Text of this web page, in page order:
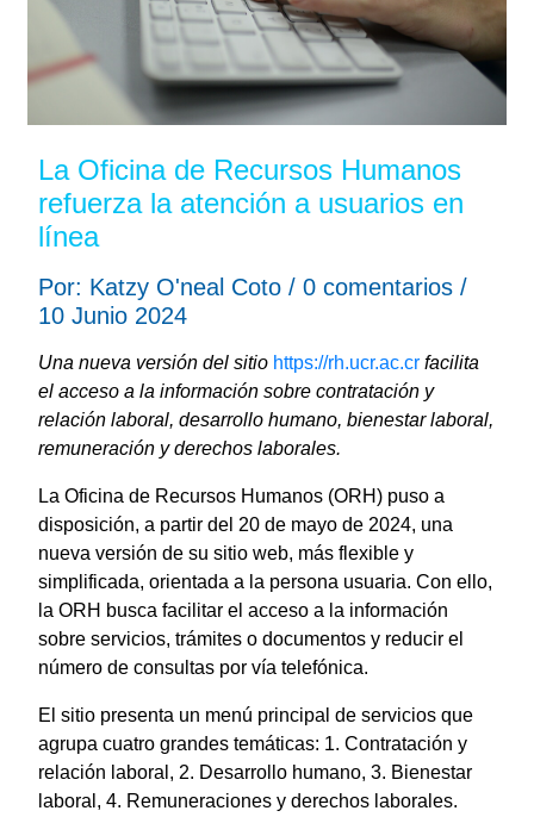
La Oficina de Recursos Humanos
refuerza la atención a usuarios en
línea
Por: Katzy O'neal Coto / 0 comentarios /
10 Junio 2024
Una nueva versión del sitio https://rh.ucr.ac.cr facilita
el acceso a la información sobre contratación y
relación laboral, desarrollo humano, bienestar laboral,
remuneración y derechos laborales.
La Oficina de Recursos Humanos (ORH) puso a
disposición, a partir del 20 de mayo de 2024, una
nueva versión de su sitio web, más flexible y
simplificada, orientada a la persona usuaria. Con ello,
la ORH busca facilitar el acceso a la información
sobre servicios, trámites o documentos y reducir el
número de consultas por vía telefónica.
El sitio presenta un menú principal de servicios que
agrupa cuatro grandes temáticas: 1. Contratación y
relación laboral, 2. Desarrollo humano, 3. Bienestar
laboral, 4. Remuneraciones y derechos laborales.